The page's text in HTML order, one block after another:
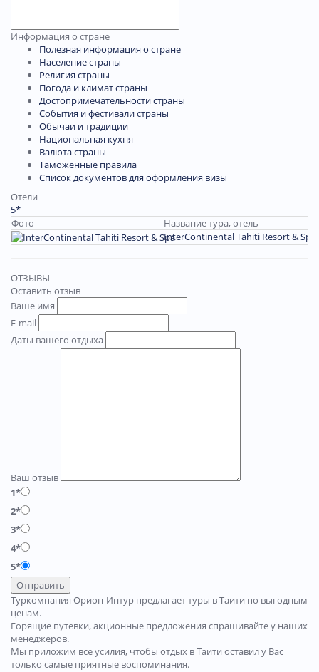
Информация о стране
Полезная информация о стране
Население страны
Религия страны
Погода и климат страны
Достопримечательности страны
События и фестивали страны
Обычаи и традиции
Национальная кухня
Валюта страны
Таможенные правила
Список документов для оформления визы
Отели
5*
Фото
Название тура, отель
InterContinental Tahiti Resort & Spa
ОТЗЫВЫ
Оставить отзыв
Ваше имя
E-mail
Даты вашего отдыха
Ваш отзыв
1*
2*
3*
4*
5*
Отправить
Туркомпания Орион-Интур предлагает туры в Таити по выгодным
ценам.
Горящие путевки, акционные предложения спрашивайте у наших
менеджеров.
Мы приложим все усилия, чтобы отдых в Таити оставил у Вас
только самые приятные воспоминания.